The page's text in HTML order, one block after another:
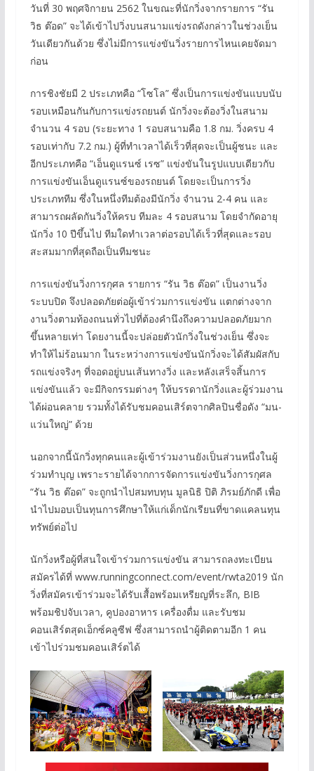
วันที่ 30 พฤศจิกายน 2562 ในขณะที่นักวิ่งจากรายการ “รัน
วิธ ต๊อด” จะได้เข้าไปวิ่งบนสนามแข่งรถดังกล่าวในช่วงเย็น
วันเดียวกันด้วย ซึ่งไม่มีการแข่งขันวิ่งรายการไหนเคยจัดมา
ก่อน
การชิงชัยมี 2 ประเภทคือ “โซโล” ซึ่งเป็นการแข่งขันแบบนับ
รอบเหมือนกันกับการแข่งรถยนต์ นักวิ่งจะต้องวิ่งในสนาม
จำนวน 4 รอบ (ระยะทาง 1 รอบสนามคือ 1.8 กม. วิ่งครบ 4
รอบเท่ากับ 7.2 กม.) ผู้ที่ทำเวลาได้เร็วที่สุดจะเป็นผู้ชนะ และ
อีกประเภทคือ “เอ็นดูแรนซ์ เรซ” แข่งขันในรูปแบบเดียวกับ
การแข่งขันเอ็นดูแรนซ์ของรถยนต์ โดยจะเป็นการวิ่ง
ประเภททีม ซึ่งในหนึ่งทีมต้องมีนักวิ่ง จำนวน 2-4 คน และ
สามารถผลัดกันวิ่งให้ครบ ทีมละ 4 รอบสนาม โดยจำกัดอายุ
นักวิ่ง 10 ปีขึ้นไป ทีมใดทำเวลาต่อรอบได้เร็วที่สุดและรอบ
สะสมมากที่สุดถือเป็นทีมชนะ
การแข่งขันวิ่งการกุศล รายการ “รัน วิธ ต๊อด” เป็นงานวิ่ง
ระบบปิด จึงปลอดภัยต่อผู้เข้าร่วมการแข่งขัน แตกต่างจาก
งานวิ่งตามท้องถนนทั่วไปที่ต้องคำนึงถึงความปลอดภัยมาก
ขึ้นหลายเท่า โดยงานนี้จะปล่อยตัวนักวิ่งในช่วงเย็น ซึ่งจะ
ทำให้ไม่ร้อนมาก ในระหว่างการแข่งขันนักวิ่งจะได้สัมผัสกับ
รถแข่งจริงๆ ที่จอดอยู่บนเส้นทางวิ่ง และหลังเสร็จสิ้นการ
แข่งขันแล้ว จะมีกิจกรรมต่างๆ ให้บรรดานักวิ่งและผู้ร่วมงาน
ได้ผ่อนคลาย รวมทั้งได้รับชมคอนเสิร์ตจากศิลปินชื่อดัง “มน-
แว่นใหญ่” ด้วย
นอกจากนี้นักวิ่งทุกคนและผู้เข้าร่วมงานยังเป็นส่วนหนึ่งในผู้
ร่วมทำบุญ เพราะรายได้จากการจัดการแข่งขันวิ่งการกุศล
“รัน วิธ ต๊อด” จะถูกนำไปสมทบทุน มูลนิธิ ปิติ ภิรมย์ภักดี เพื่อ
นำไปมอบเป็นทุนการศึกษาให้แก่เด็กนักเรียนที่ขาดแคลนทุน
ทรัพย์ต่อไป
นักวิ่งหรือผู้ที่สนใจเข้าร่วมการแข่งขัน สามารถลงทะเบียน
สมัครได้ที่ www.runningconnect.com/event/rwta2019 นัก
วิ่งที่สมัครเข้าร่วมจะได้รับเสื้อพร้อมเหรียญที่ระลึก, BIB
พร้อมชิปจับเวลา, คูปองอาหาร เครื่องดื่ม และรับชม
คอนเสิร์ตสุดเอ็กซ์คลูซีฟ ซึ่งสามารถนำผู้ติดตามอีก 1 คน
เข้าไปร่วมชมคอนเสิร์ตได้